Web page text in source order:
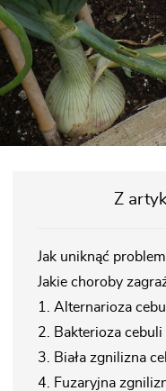
Z
Jak uniknąć
Jakie choroby
1. Alternarioza
2. Bakterioza cebuli
3. Biała zgnilizna
4. Fuzaryjna